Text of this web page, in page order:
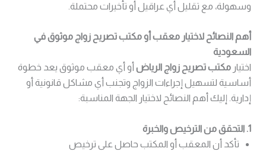
وسهولة، مع تقليل أي عراقيل أو تأخيرات محتملة.
أهم النصائح لاختيار معقب أو مكتب تصريح زواج موثوق في
السعودية
اختيار مكتب تصريح زواج الرياضأو أي معقب موثوق يعد خطوة
أساسية لتسهيل إجراءات الزواج وتجنب أي مشاكل قانونية أو
إدارية. إليك أهم النصائح لاختيار الجهة المناسبة:
1. التحقق من الترخيص والخبرة
تأكد أن المعقب أو المكتب حاصل على ترخيص